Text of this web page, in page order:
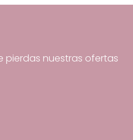
pierdas nuestras ofertas